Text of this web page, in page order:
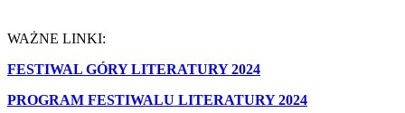
WAŻNE LINKI:
FESTIWAL GÓRY LITERATURY 2024
PROGRAM FESTIWALU LITERATURY 2024